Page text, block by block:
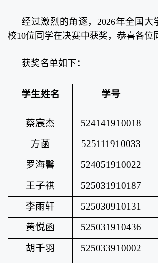
经过激烈的角逐，2026年全国大
校10位同学在决赛中获奖，恭喜各位
获奖名单如下：
学生姓名 学号
蔡宸杰 524141910018
方菡
525111910033
罗海馨
524051910022
王子祺
525031910187
李雨轩
525030910131
黄悦函
525031910436
胡千羽
525033910002